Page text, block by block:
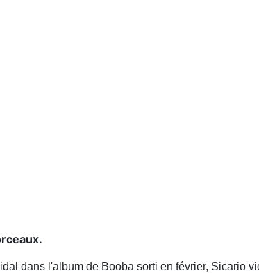
dans l'album de Booba sorti en février, Sicario